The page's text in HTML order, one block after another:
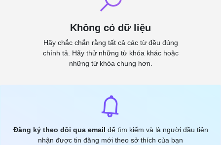
Không có dữ liệu
Hãy chắc chắn rằng tất cả các từ đều đúng
chính tả. Hãy thử những từ khóa khác hoặc
những từ khóa chung hơn.
Đăng ký theo dõi qua email để tìm kiếm và là người đầu tiên
nhận được tin đăng mới theo sở thích của bạn